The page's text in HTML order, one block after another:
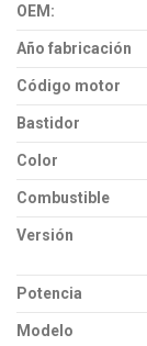
OEM:
Año fabricación
Código motor
Bastidor
Color
Combustible
Versión
Potencia
Modelo